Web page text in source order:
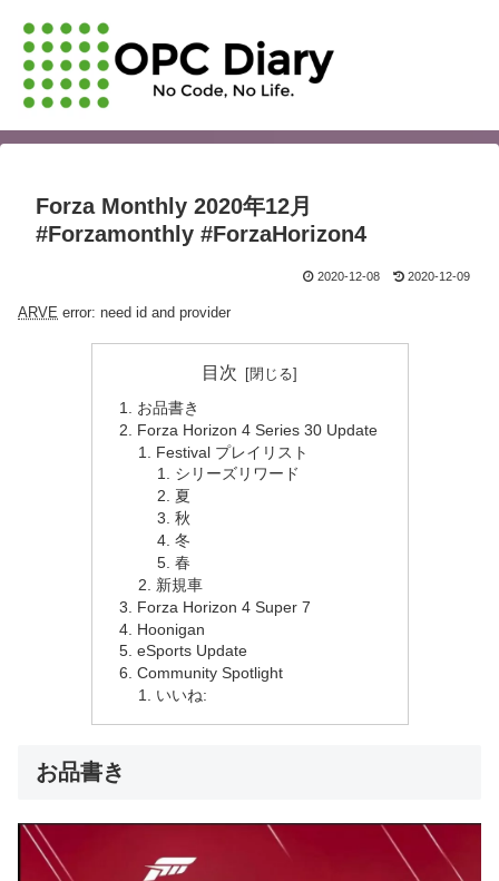
Forza Monthly 2020年12月
#Forzamonthly #ForzaHorizon4
2020-12-08 2020-12-09
ARVE error: need id and provider
目次
お品書き
Forza Horizon 4 Series 30 Update
Festival プレイリスト
シリーズリワード
夏
秋
冬
春
新規車
Forza Horizon 4 Super 7
Hoonigan
eSports Update
Community Spotlight
いいね:
お品書き